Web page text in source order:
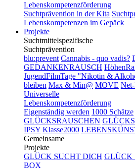
Lebenskompetenzförderung
Suchtprävention in der Kita
Lebenskompetenzen im Gepäck
Projekte
Suchtmittelspezifische
Suchtprävention
blu:prevent Cannabis - quo vadis?
GEDANKENRAUSCH
JugendFilmTage "Nikotin &
bleiben Max & Min@ MOVE
Universelle
Lebenskompetenzförderung
Eigenständig werden 1000 Schätze
GLÜCKSRAUSCHEN
IPSY Klasse2000
Gemeinsame
Projekte
GLÜCK SUCHT DICH GLÜCK
BOX